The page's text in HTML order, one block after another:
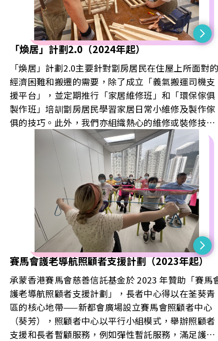
「煥居」計劃2.0（2024年起）
「煥居」計劃2.0主要針對劏房居民在住屋上所面對的
經濟困難和搬遷的需要，除了成立「義氣搬運司機支
援平台」，並定期推行「家居維修班」和「環保傢俱
製作班」培訓劏房居民學習家居日常小維修及製作傢
俱的技巧。此外，我們亦組織熱心的維修或裝修技工
師傅成立「義修義補社區服務隊」，為劏房或弱勢家
庭提供義務家居小維修。
賽馬會護老導航照顧者支援計劃（2023年起）
承蒙香港賽馬會慈善信託基金於 2023 年贊助「賽馬
護老導航照顧者支援計劃」，長者中心得以在荃葵青
區的核心地帶——新都會廣場設立賽馬會照顧者中心
（葵芳），照顧者中心以平行小組模式，舉辦照顧者
支援和長者暫顧服務，例如彈性暫託服務，滿足護老